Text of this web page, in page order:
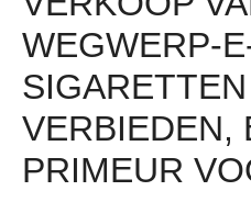
WEGWERP-
SIGARETTEN
VERBIEDEN,
PRIMEUR